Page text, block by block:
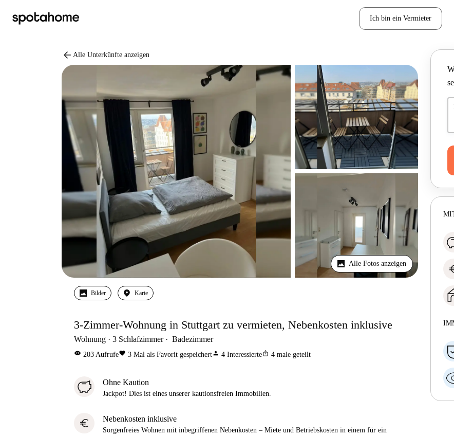
Ich bin ein Vermieter
arrow_back Alle Unterkünfte anzeigen
Alle Fotos anzeigen
Bilder Karte
3-Zimmer-Wohnung in Stuttgart zu vermieten, Nebenkosten inklusive
Wohnung 3 Schlafzimmer Badezimmer
visibility 203 Aufrufefavorite 3 Mal als Favorit gespeichertperson 4 Interessierteios_share 4 male geteilt
Ohne Kaution
Jackpot! Dies ist eines unserer kautionsfreien Immobilien.
euro Nebenkosten inklusive
Sorgenfreies Wohnen mit inbegriffenen Nebenkosten – Miete und Betriebskosten in einem für ein